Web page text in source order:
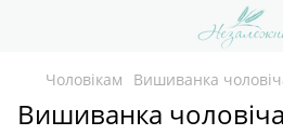
Чоловікам Вишиванка
Вишиванка